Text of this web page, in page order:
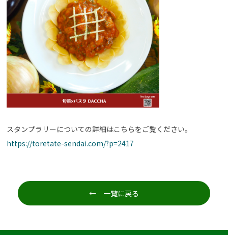
スタンプラリーについての詳細はこちらをご覧ください。
https://toretate-sendai.com/?p=2417
← 一覧に戻る